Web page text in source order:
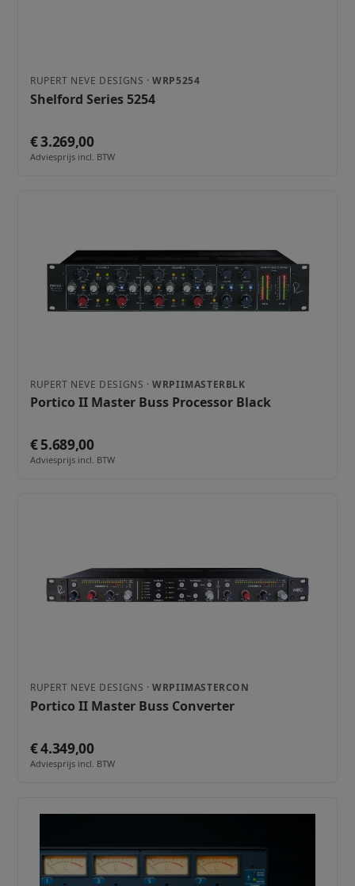
RUPERT NEVE DESIGNS ·WRP5254
Shelford Series 5254
€ 3.269,00
Adviesprijs incl. BTW
RUPERT NEVE DESIGNS ·WRPIIMASTERBLK
Portico II Master Buss Processor Black
€ 5.689,00
Adviesprijs incl. BTW
RUPERT NEVE DESIGNS ·WRPIIMASTERCON
Portico II Master Buss Converter
€ 4.349,00
Adviesprijs incl. BTW